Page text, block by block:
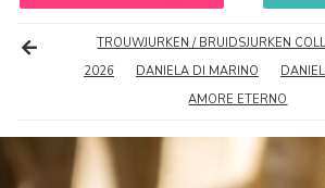
TROUWJURKEN / BRUIDSJURKEN
2026
DANIELA DI MARINO
AMORE ETERNO